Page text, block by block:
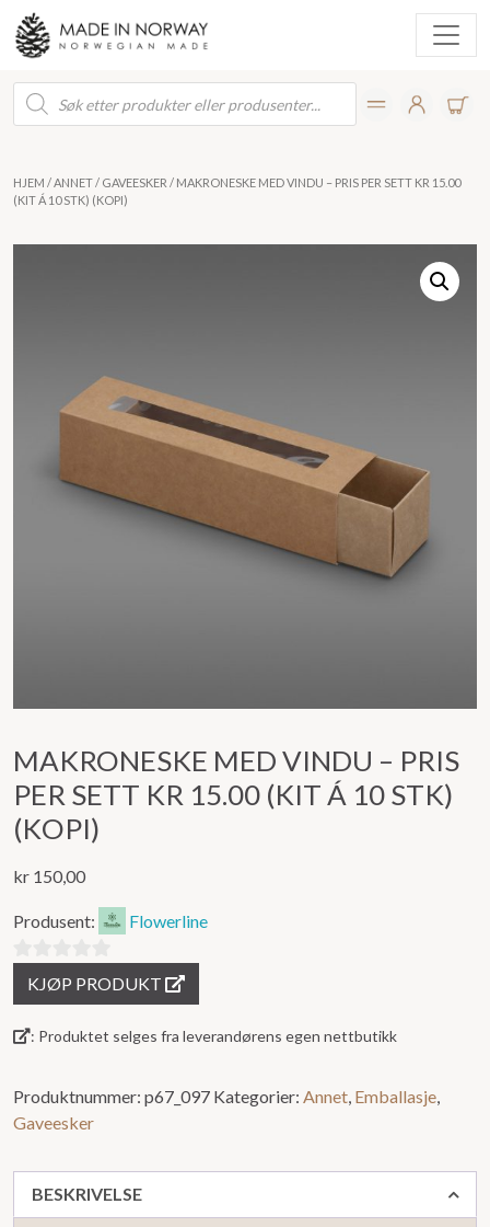
Products
search
HJEM /ANNET/ GAVEESKER / MAKRONESKE MED VINDU – PRIS PER SETT KR 15.00
(KIT Á 10 STK) (KOPI)
MAKRONESKE MED VINDU – PRIS
PER SETT KR 15.00 (KIT Á 10 STK)
(KOPI)
kr 150,00
Produsent: Flowerline
ut
av
KJØP PRODUKT
: Produktet selges fra leverandørens egen nettbutikk
Produktnummer: p67_097 Kategorier: Annet Emballasje
Gaveesker
BESKRIVELSE